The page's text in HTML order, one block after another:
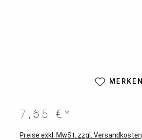
MERKEN
7,65 €*
Preise exkl. MwSt. zzgl. Versandkosten